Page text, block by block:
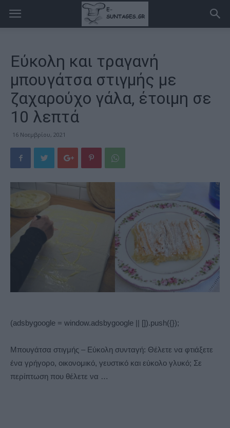
Εύκολη και τραγανή
μπουγάτσα στιγμής με
ζαχαρούχο γάλα, έτοιμη σε
10 λεπτά
16 Νοεμβρίου, 2021
(adsbygoogle = window.adsbygoogle || []).push({});
Μπουγάτσα στιγμής – Εύκολη συνταγή: Θέλετε να φτιάξετε
ένα γρήγορο, οικονομικό, γευστικό και εύκολο γλυκό; Σε
περίπτωση που θέλετε να …